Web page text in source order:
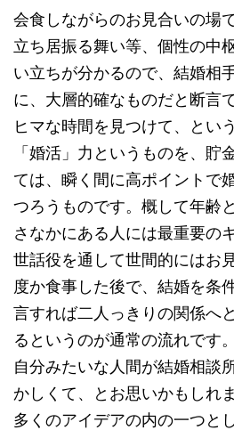
会食しながらのお見合いの場
立ち居振る舞い等、個性の中
い立ちが分かるので、結婚相
に、大層的確なものだと断言
ヒマな時間を見つけて、とい
「婚活」力というものを、貯
ては、瞬く間に高ポイントで
つろうものです。概して年齢
さなかにある人には最重要の
世話役を通して世間的にはお
度か食事した後で、結婚を条
言すれば二人っきりの関係へ
るというのが通常の流れです。
自分みたいな人間が結婚相談
かしくて、とお思いかもしれ
多くのアイデアの内の一つと